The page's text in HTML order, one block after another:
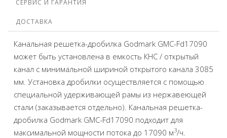
СЕРВИС И ГАРАНТИЯ
ДОСТАВКА
Канальная решетка-дробилка Godmark GMC-Fd17090
может быть установлена в емкость КНС / открытый
канал c минимальной шириной открытого канала 3085
мм. Установка дробилки осуществляется с помощью
специальной удерживающей рамы из нержавеющей
стали (заказывается отдельно). Канальная решетка-
дробилка Godmark GMC-Fd17090 подходит для
максимальной мощности потока до 17090 м3/ч.